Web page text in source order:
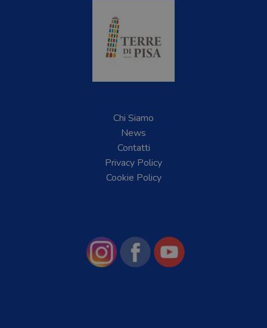
Chi Siamo
News
Contatti
Privacy Policy
Cookie Policy